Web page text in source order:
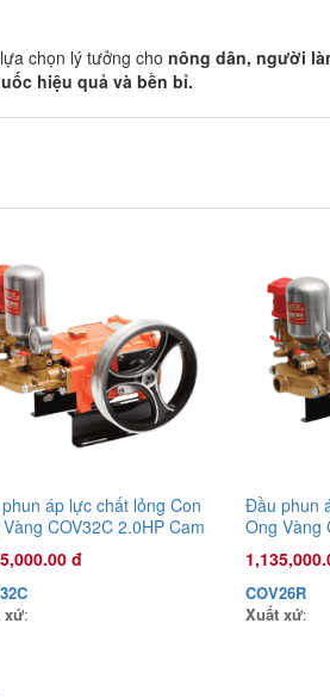
chọn lý tưởng cho nông dân, người
hiệu quả và bền bỉ.
áp lực chất lỏng Con
COV32C 2.0HP Cam
đ
xứ:
Đầu phun
Ong Vàng
rêu
COV26R
Xuất xứ: